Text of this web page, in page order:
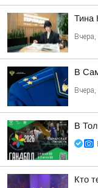
Тина
В
Вчера,
В
Кто